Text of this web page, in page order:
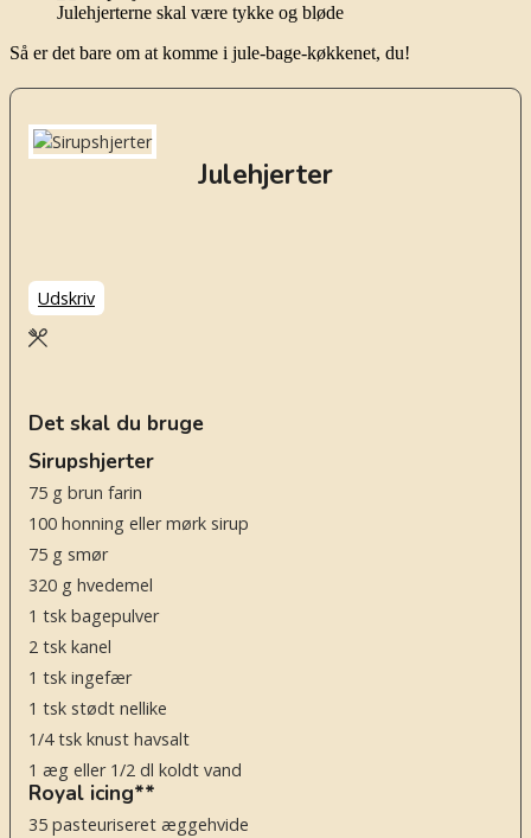
Julehjerterne skal være tykke og bløde
Så er det bare om at komme i jule-bage-køkkenet, du!
Julehjerter
Udskriv
Det skal du bruge
Sirupshjerter
75 g brun farin
100 honning eller mørk sirup
75 g smør
320 g hvedemel
1 tsk bagepulver
2 tsk kanel
1 tsk ingefær
1 tsk stødt nellike
1/4 tsk knust havsalt
1 æg eller 1/2 dl koldt vand
Royal icing**
35 pasteuriseret æggehvide